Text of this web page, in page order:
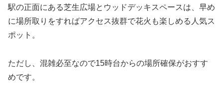
駅の正面にある芝生広場とウッドデッキスペースは、早め
に場所取りをすればアクセス抜群で花火も楽しめる人気ス
ポット。
ただし、混雑必至なので15時台からの場所確保がおすす
めです。